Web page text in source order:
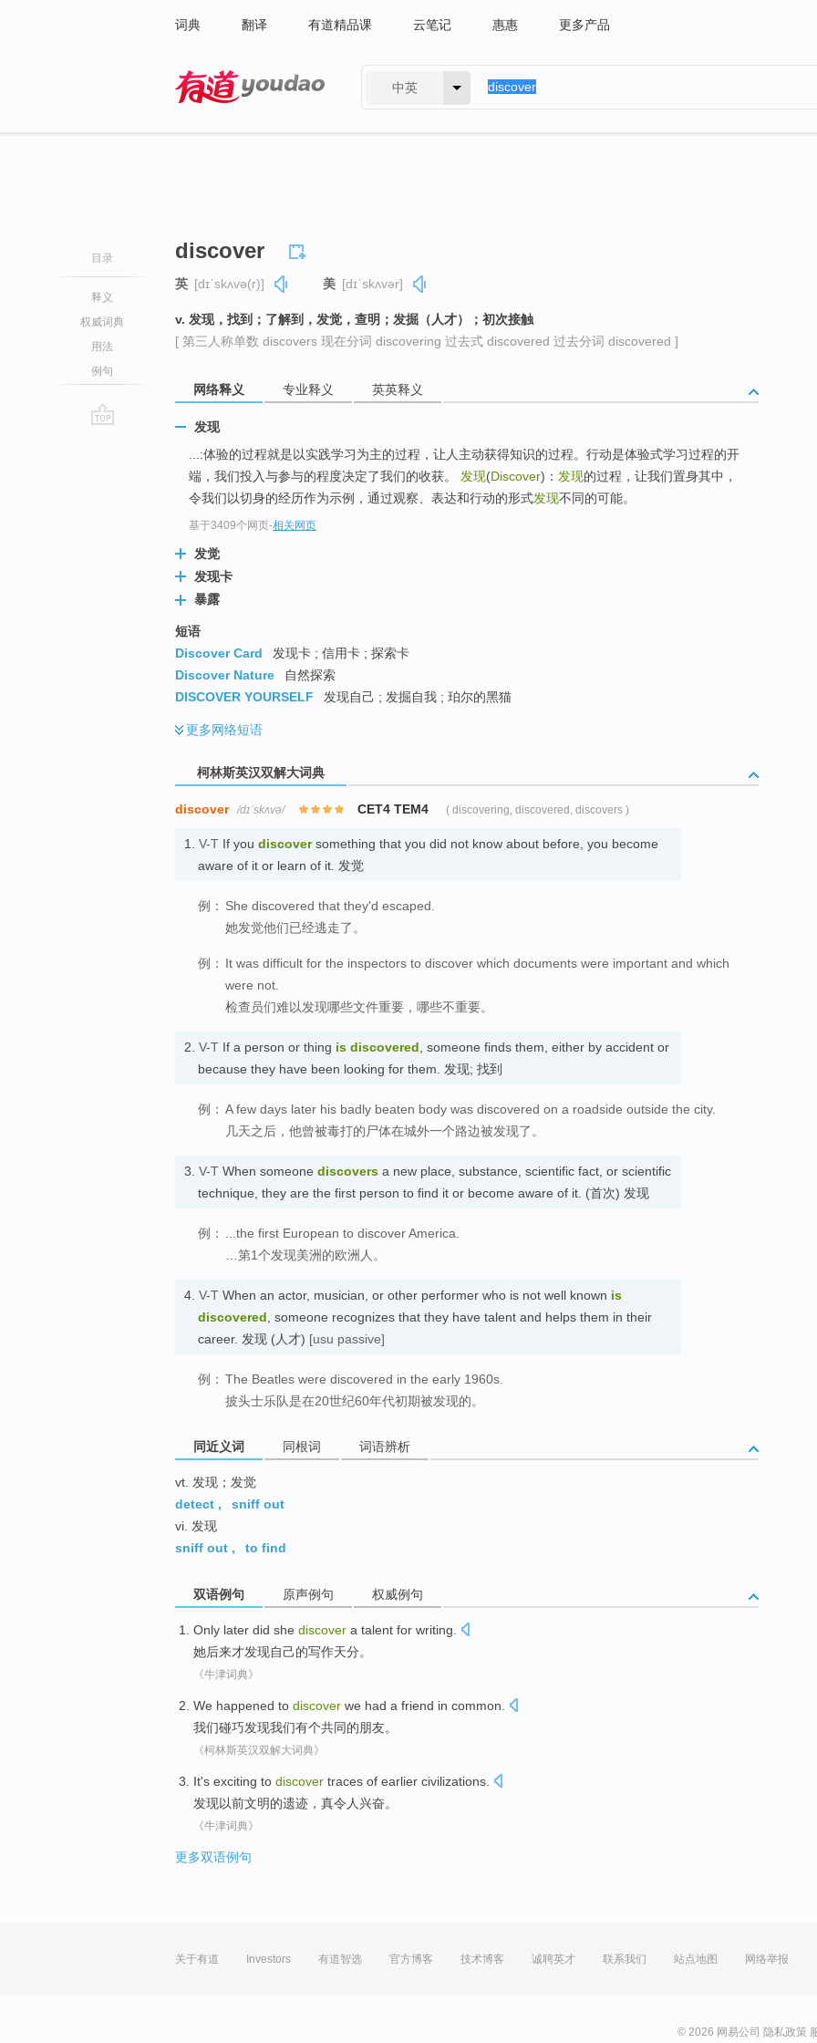
词典 翻译 有道精品课 云笔记 惠惠 更多产品
中英
目录
释义
权威词典
用法
例句
discover
英 [dɪˈskʌvə(r)] 美 [dɪˈskʌvər]
v. 发现，找到；了解到，发觉，查明；发掘（人才）；初次接触
[ 第三人称单数 discovers 现在分词 discovering 过去式 discovered 过去分词 discovered ]
网络释义 专业释义 英英释义
发现
...:体验的过程就是以实践学习为主的过程，让人主动获得知识的过程。行动是体验式学习过程的开
端，我们投入与参与的程度决定了我们的收获。 发现(Discover)： 发现的过程，让我们置身其中，
令我们以切身的经历作为示例，通过观察、表达和行动的形式发现不同的可能。
基于3409个网页-相关网页
发觉
发现卡
暴露
短语
Discover Card
发现卡 ; 信用卡 ; 探索卡
Discover Nature
自然探索
DISCOVER YOURSELF
发现自己 ; 发掘自我 ; 珀尔的黑猫
更多网络短语
柯林斯英汉双解大词典
discover /dɪˈskʌvə/ CET4 TEM4 ( discovering, discovered, discovers )
1. V-T If you discoversomething that you did not know about before, you become
aware of it or learn of it. 发觉
例： She discovered that they'd escaped.
她发觉他们已经逃走了。
例： It was difficult for the inspectors to discover which documents were important and which
were not.
检查员们难以发现哪些文件重要，哪些不重要。
2. V-T If a person or thing is discovered , someone finds them, either by accident or
because they have been looking for them. 发现; 找到
例： A few days later his badly beaten body was discovered on a roadside outside the city.
几天之后，他曾被毒打的尸体在城外一个路边被发现了。
3. V-T When someone discovers a new place, substance, scientific fact, or scientific
technique, they are the first person to find it or become aware of it. (首次) 发现
例：
...the first European to discover America.
…第1个发现美洲的欧洲人。
4. V-T When an actor, musician, or other performer who is not well known is
discovered , someone recognizes that they have talent and helps them in their
career. 发现 (人才) [usu passive]
例： The Beatles were discovered in the early 1960s.
披头士乐队是在20世纪60年代初期被发现的。
同近义词 同根词 词语辨析
vt. 发现；发觉
detect ,
sniff out
vi. 发现
sniff out , to find
双语例句 原声例句 权威例句
Only later did she discover a talent for writing
她后来才发现自己的写作天分。
《牛津词典》
We happened to discover we had a friend in common
我们碰巧发现我们有个共同的朋友。
《柯林斯英汉双解大词典》
It's exciting to discover traces of earlier civilizations
发现以前文明的遗迹 ， 真令人兴奋。
《牛津词典》
更多双语例句
关于有道 Investors 有道智选 官方博客 技术博客 诚聘英才 联系我们 站点地图 网络举报
© 2026 网易公司 隐私政策